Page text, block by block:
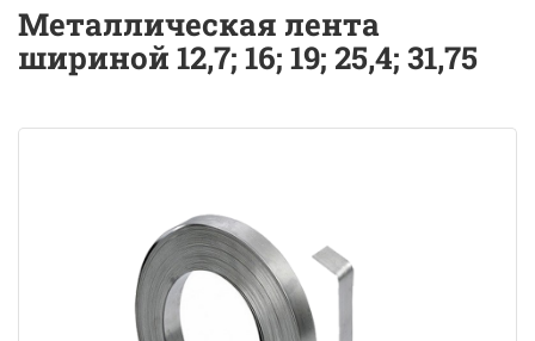
Металлическая лента
шириной 12,7; 16; 19; 25,4; 31,75